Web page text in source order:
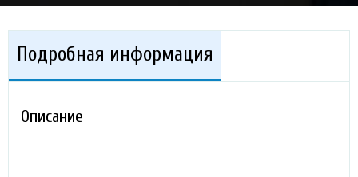
Подробная информация
Описание